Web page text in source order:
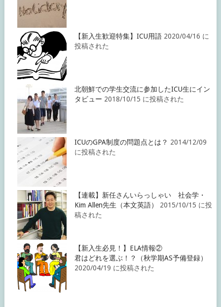
【新入生歓迎特集】ICU用語 2020/04/16 に
投稿された
北朝鮮での学生交流に参加したICU生にイン
タビュー 2018/10/15 に投稿された
ICUのGPA制度の問題点とは？ 2014/12/09
に投稿された
【連載】新任さんいらっしゃい 社会学・
Kim Allen先生（本文英語）
2015/10/15 に投
稿された
【新入生必見！】ELA情報②
君はどれを選ぶ！？（秋学期AS予備登録）
2020/04/19 に投稿された